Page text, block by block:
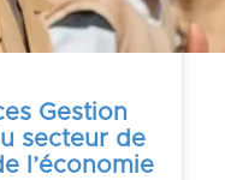
Gestion
secteur de
l’économie